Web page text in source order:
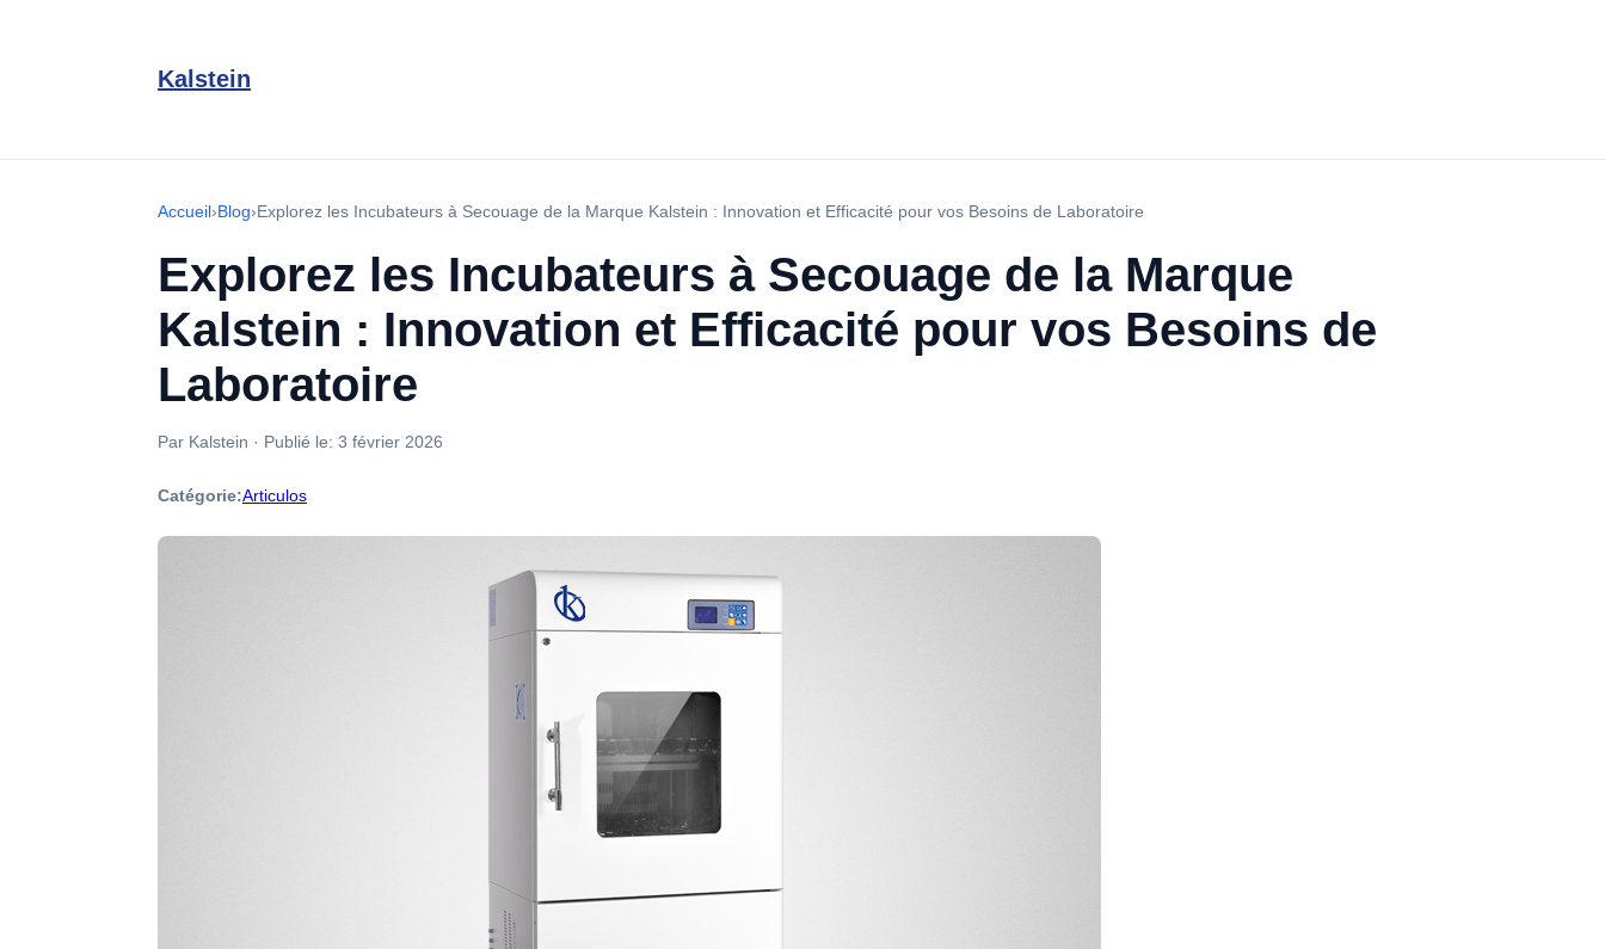
Kalstein
Accueil›Blog›Explorez les Incubateurs à Secouage de la Marque Kalstein : Innovation et Efficacité pour vos Besoins de Laboratoire
Explorez les Incubateurs à Secouage de la Marque
Kalstein : Innovation et Efficacité pour vos Besoins de
Laboratoire
Par Kalstein · Publié le: 3 février 2026
Catégorie:Articulos